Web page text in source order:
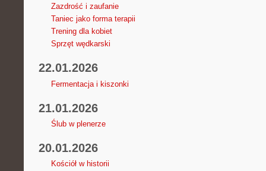
Zazdrość i zaufanie
Taniec jako forma terapii
Trening dla kobiet
Sprzęt wędkarski
22.01.2026
Fermentacja i kiszonki
21.01.2026
Ślub w plenerze
20.01.2026
Kościół w historii